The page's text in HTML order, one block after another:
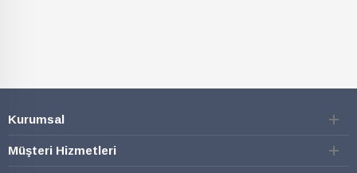
Kurumsal
Müşteri Hizmetleri